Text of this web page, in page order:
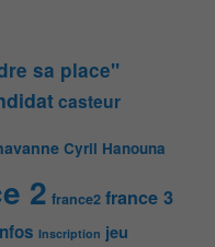
sa place"
casteur
Cyril Hanouna
2 france2 france 3
Inscription jeu